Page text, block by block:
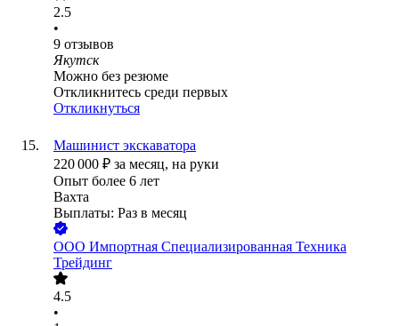
2.5
•
9 отзывов
Якутск
Можно без резюме
Откликнитесь среди первых
Откликнуться
Машинист экскаватора
220 000 ₽ за месяц, на руки
Опыт более 6 лет
Вахта
Выплаты: Раз в месяц
ООО Импортная Специализированная Техника
Трейдинг
4.5
•